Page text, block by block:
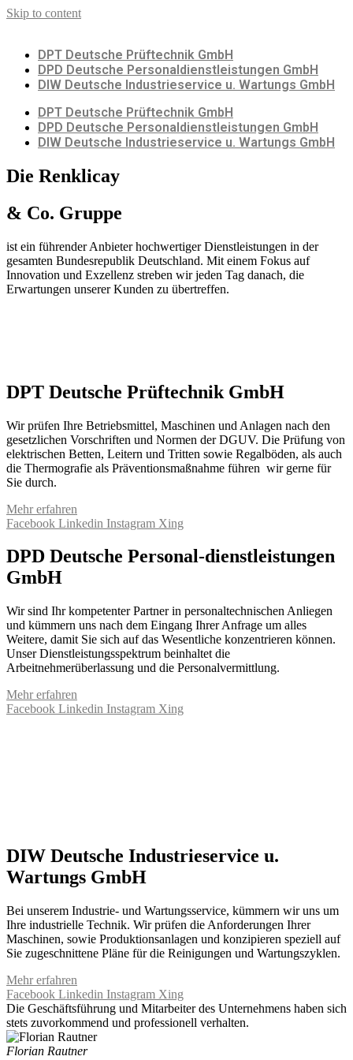
Skip to content
DPT Deutsche Prüftechnik GmbH
DPD Deutsche Personaldienstleistungen GmbH
DIW Deutsche Industrieservice u. Wartungs GmbH
DPT Deutsche Prüftechnik GmbH
DPD Deutsche Personaldienstleistungen GmbH
DIW Deutsche Industrieservice u. Wartungs GmbH
Die Renklicay
& Co. Gruppe
ist ein führender Anbieter hochwertiger Dienstleistungen in der
gesamten Bundesrepublik Deutschland. Mit einem Fokus auf
Innovation und Exzellenz streben wir jeden Tag danach, die
Erwartungen unserer Kunden zu übertreffen.
DPT Deutsche Prüftechnik GmbH
Wir prüfen Ihre Betriebsmittel, Maschinen und Anlagen nach den
gesetzlichen Vorschriften und Normen der DGUV. Die Prüfung von
elektrischen Betten, Leitern und Tritten sowie Regalböden, als auch
die Thermografie als Präventionsmaßnahme führen wir gerne für
Sie durch.
Mehr erfahren
Facebook Linkedin Instagram Xing
DPD Deutsche Personal-dienstleistungen
GmbH
Wir sind Ihr kompetenter Partner in personaltechnischen Anliegen
und kümmern uns nach dem Eingang Ihrer Anfrage um alles
Weitere, damit Sie sich auf das Wesentliche konzentrieren können.
Unser Dienstleistungsspektrum beinhaltet die
Arbeitnehmerüberlassung und die Personalvermittlung.
Mehr erfahren
Facebook Linkedin Instagram Xing
DIW Deutsche Industrieservice u.
Wartungs GmbH
Bei unserem Industrie- und Wartungsservice, kümmern wir uns um
Ihre industrielle Technik. Wir prüfen die Anforderungen Ihrer
Maschinen, sowie Produktionsanlagen und konzipieren speziell auf
Sie zugeschnittene Pläne für die Reinigungen und Wartungszyklen.
Mehr erfahren
Facebook Linkedin Instagram Xing
Die Geschäftsführung und Mitarbeiter des Unternehmens haben sich
stets zuvorkommend und professionell verhalten.
Florian Rautner